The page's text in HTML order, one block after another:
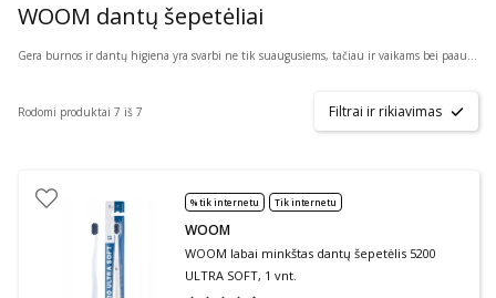
WOOM dantų šepetėliai
Gera burnos ir dantų higiena yra svarbi ne tik suaugusiems, tačiau ir vaikams bei paaugliams. Puikiai higienai palaikyti Eurovaistinė internete siūlo patogiai internetu įsigyti: Acca Kappa, Curaprox, Elmex, Gum, Jordan, Lacalut, Paradontax, Royal Denta, Sensodyne ir daugybės kitų gamintojų dantų šepetėlius bei jų rinkinius.
Rodomi produktai 7 iš 7 Filtrai ir rikiavimas
% tik internetu Tik internetu
WOOM
WOOM labai minkštas dantų šepetėlis 5200
ULTRA SOFT, 1 vnt.